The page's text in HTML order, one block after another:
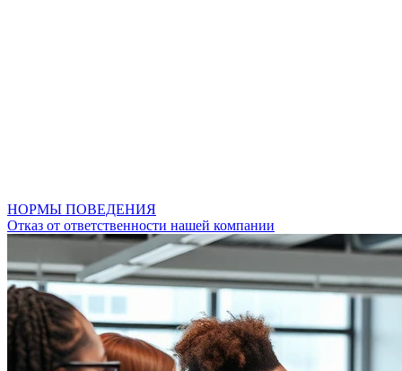
НОРМЫ ПОВЕДЕНИЯ
Отказ от ответственности нашей компании